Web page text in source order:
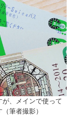
、メインで使って
筆者撮影）